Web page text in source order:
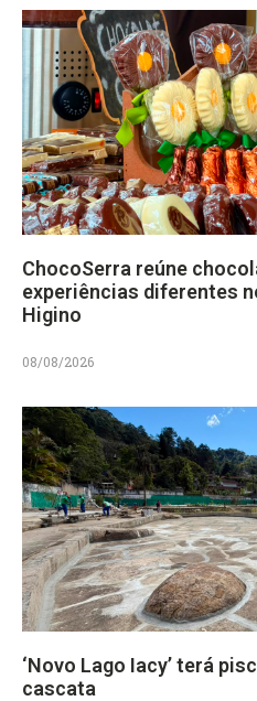
ChocoSerra reúne
experiências diferentes
Higino
08/08/2026
‘Novo Lago Iacy’ terá
cascata